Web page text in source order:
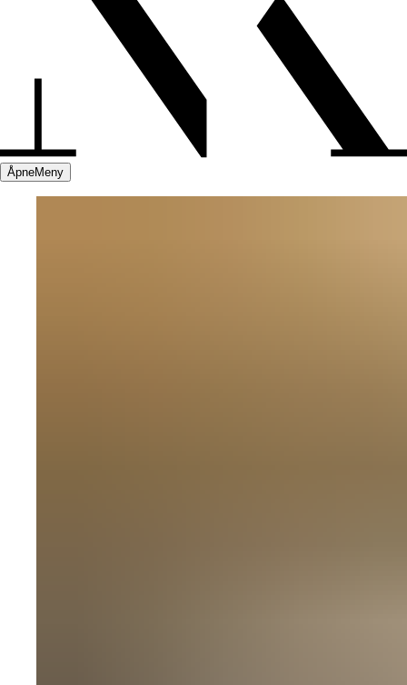
ÅpneMeny